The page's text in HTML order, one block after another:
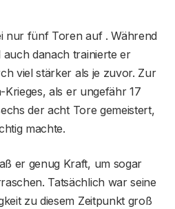
nur fünf Toren auf . Während
danach trainierte er
viel stärker als je zuvor. Zur
Krieges, als er ungefähr 17
der acht Tore gemeistert,
machte.
er genug Kraft, um sogar
Tatsächlich war seine
zu diesem Zeitpunkt groß